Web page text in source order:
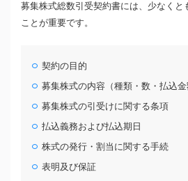
募集株式総数引受契約書には、少なくと
ことが重要です。
契約の目的
募集株式の内容（種類・数・払込金
募集株式の引受けに関する条項
払込義務および払込期日
株式の発行・割当に関する手続
表明及び保証